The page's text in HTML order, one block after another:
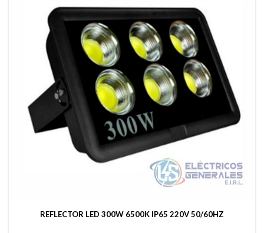
REFLECTOR LED 300W 6500K IP65 220V 50/60HZ